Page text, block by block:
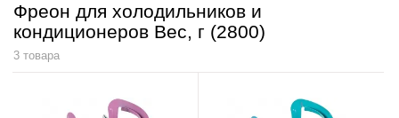
Фреон для холодильников и
кондиционеров Вес, г (2800)
3 товара